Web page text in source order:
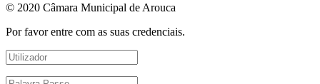
© 2020 Câmara Municipal de Arouca
Por favor entre com as suas credenciais.